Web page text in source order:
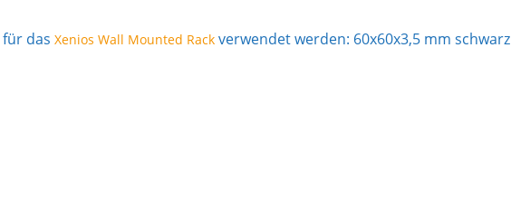
das Xenios Wall Mounted Rack verwendet werden: 60x60x3,5 mm schwarz